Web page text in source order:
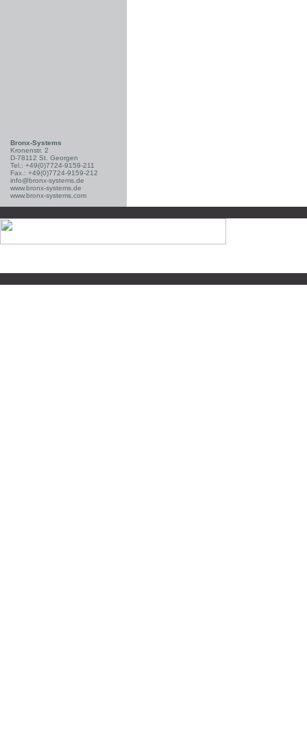
Bronx-Systems
Kronenstr. 2
D-78112 St. Georgen
Tel.: +49(0)7724-9159-211
Fax.: +49(0)7724-9159-212
info@bronx-systems.de
www.bronx-systems.de
www.bronx-systems.com